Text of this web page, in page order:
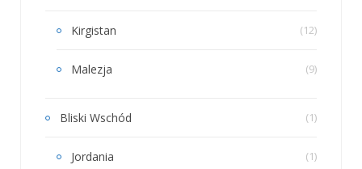
Kirgistan (12)
Malezja (9)
Bliski Wschód (1)
Jordania (1)